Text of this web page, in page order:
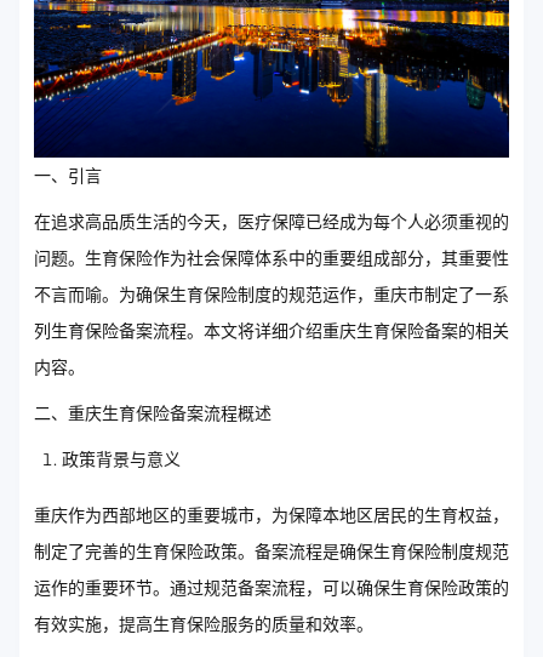
一、引言
在追求高品质生活的今天，医疗保障已经成为每个人必须重视的
问题。生育保险作为社会保障体系中的重要组成部分，其重要性
不言而喻。为确保生育保险制度的规范运作，重庆市制定了一系
列生育保险备案流程。本文将详细介绍重庆生育保险备案的相关
内容。
二、重庆生育保险备案流程概述
政策背景与意义
重庆作为西部地区的重要城市，为保障本地区居民的生育权益，
制定了完善的生育保险政策。备案流程是确保生育保险制度规范
运作的重要环节。通过规范备案流程，可以确保生育保险政策的
有效实施，提高生育保险服务的质量和效率。